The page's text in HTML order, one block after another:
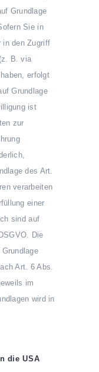
Grundlage
Sie in
in den Zugriff
B. via
erfolgt
Grundlage
ist
zur
des Art.
verarbeiten
einer
sind auf
Die
Art. 6 Abs.
im
wird in
die USA